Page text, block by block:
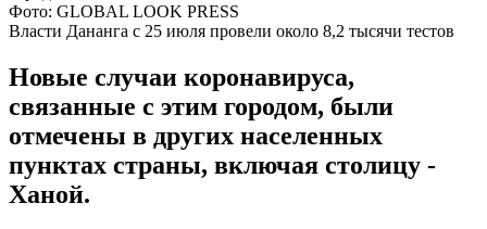
Фото: GLOBAL LOOK PRESS
Власти Дананга с 25 июля провели около 8,2 тысячи тестов
Новые случаи коронавируса,
связанные с этим городом, были
отмечены в других населенных
пунктах страны, включая столицу -
Ханой.